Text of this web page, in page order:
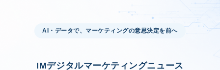
AI・データで、マーケティングの意思決定を前へ
IMデジタルマーケティングニュース